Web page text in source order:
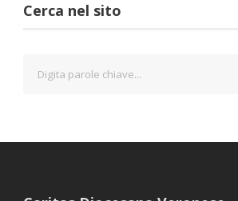
Cerca nel sito